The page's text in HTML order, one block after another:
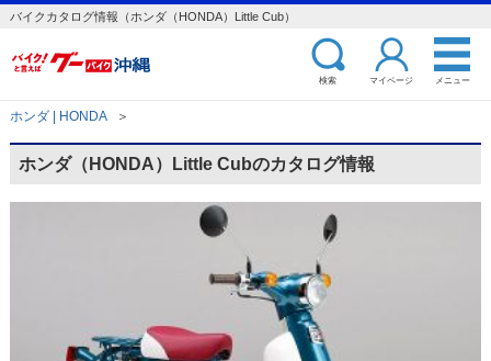
バイクカタログ情報（ホンダ（HONDA）Little Cub）
検索 マイページ メニュー
ホンダ | HONDA ＞
ホンダ（HONDA）Little Cubのカタログ情報